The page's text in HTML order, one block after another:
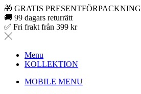
🎁 GRATIS PRESENTFÖRPACKNING
🚚 99 dagars returrätt
✅ Fri frakt från 399 kr
Menu
KOLLEKTION
MOBILE MENU